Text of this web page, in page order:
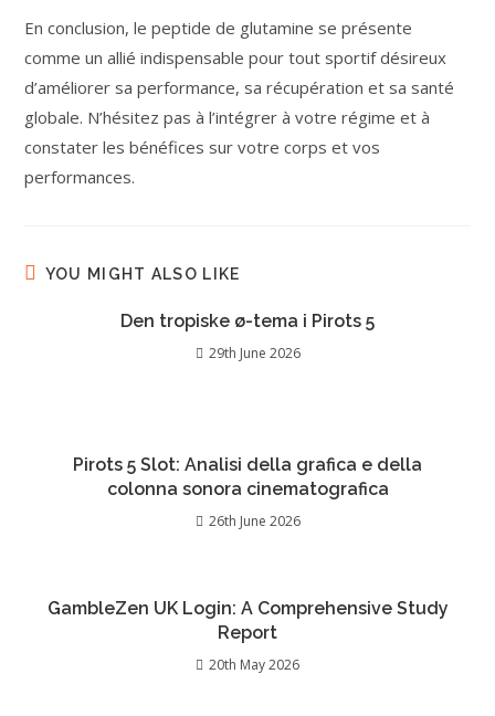
En conclusion, le peptide de glutamine se présente
comme un allié indispensable pour tout sportif désireux
d’améliorer sa performance, sa récupération et sa santé
globale. N’hésitez pas à l’intégrer à votre régime et à
constater les bénéfices sur votre corps et vos
performances.
YOU MIGHT ALSO LIKE
Den tropiske ø-tema i Pirots 5
29th June 2026
Pirots 5 Slot: Analisi della grafica e della
colonna sonora cinematografica
26th June 2026
GambleZen UK Login: A Comprehensive Study
Report
20th May 2026